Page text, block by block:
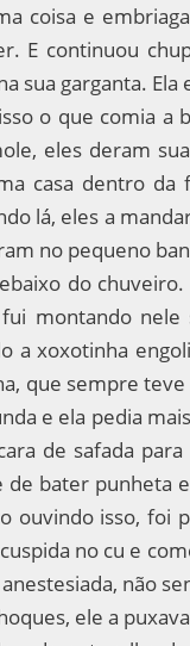
coisa e
E continuou
sua garganta.
o que comia
eles deram
casa dentro da
lá, eles a
no pequeno
do
montando
a xoxotinha
que sempre
e ela pedia
de safada
de bater punheta
ouvindo isso, foi
no cu e
não
ele a